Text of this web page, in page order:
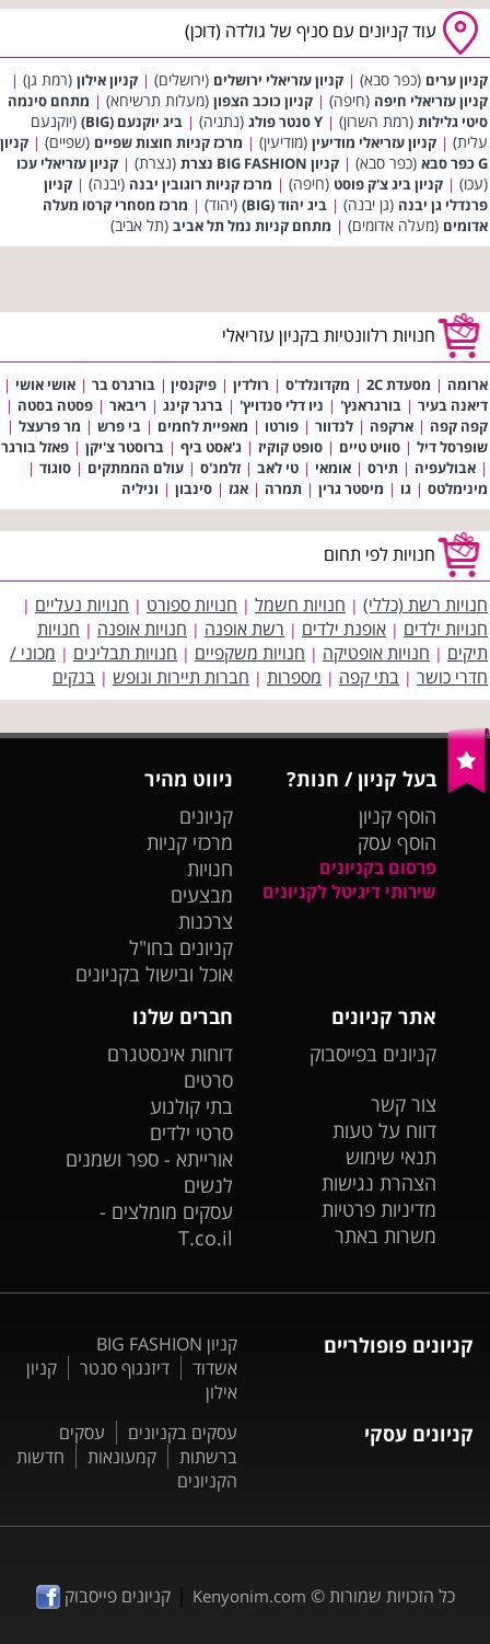
עוד קניונים עם סניף של גולדה (דוכן)
קניון ערים (כפר סבא) | קניון עזריאלי ירושלים (ירושלים) | קניון אילון (רמת גן) |
קניון עזריאלי חיפה (חיפה) | קניון כוכב הצפון (מעלות תרשיחא) | מתחם סינמה
סיטי גלילות (רמת השרון) | Y סנטר פולג (נתניה) | ביג יוקנעם (BIG)
(יוקנעם
עלית) | קניון עזריאלי מודיעין (מודיעין) | מרכז קניות חוצות שפיים (שפיים) | קניון
G כפר סבא
(כפר סבא) | קניון BIG FASHION נצרת (נצרת) | קניון עזריאלי עכו
(עכו) | קניון ביג צ'ק פוסט (חיפה) | מרכז קניות רוגובין יבנה (יבנה) | קניון
פרנדלי גן יבנה (גן יבנה) | ביג יהוד (BIG) (יהוד) | מרכז מסחרי קרסו מעלה
אדומים (מעלה אדומים) | מתחם קניות נמל תל אביב (תל אביב)
חנויות רלוונטיות בקניון עזריאלי
ארומה | מסעדת 2C | מקדונלד'ס | רולדין | פיקנסין | בורגרס בר | אושי אושי |
דיאנה בעיר | בורגראנץ' | ניו דלי סנדויץ' | ברגר קינג | ריבאר | פסטה בסטה |
קפה קפה | ארקפה | לנדוור | פורטו | מאפיית לחמים | בי פרש | מר פרעצל |
שופרסל דיל | סוויט טיים | סופט קוקיז | ג'אסט ביף | ברוסטר צ'יקן | פאזל בורגר
| אבולעפיה | תירס | אומאי | טי לאב | זלמנ'ס | עולם הממתקים | סוגוד |
מינימלטס | גו | מיסטר גרין | תמרה | אגז | סינבון | וניליה
חנויות לפי תחום
חנויות רשת (כללי) | חנויות חשמל | חנויות ספורט | חנויות נעליים |
חנויות ילדים | אופנת ילדים | רשת אופנה | חנויות אופנה | חנויות
תיקים | חנויות אופטיקה | חנויות משקפיים | חנויות תבלינים | מכוני /
חדרי כושר | בתי קפה | מספרות | חברות תיירות ונופש | בנקים
בעל קניון / חנות?
הוסף קניון
הוסף עסק
פרסום בקניונים
שירותי דיגיטל לקניונים
ניווט מהיר
קניונים
מרכזי קניות
חנויות
מבצעים
צרכנות
קניונים בחו"ל
אוכל ובישול בקניונים
אתר קניונים
קניונים בפייסבוק
צור קשר
דווח על טעות
תנאי שימוש
הצהרת נגישות
מדיניות פרטיות
משרות באתר
חברים שלנו
דוחות אינסטגרם
סרטים
בתי קולנוע
סרטי ילדים
אורייתא - ספר ושמנים
לנשים
עסקים מומלצים -
T.co.il
קניונים פופולריים
קניון BIG FASHION
אשדוד
דיזנגוף סנטר
קניון
אילון
קניונים עסקי עסקים בקניונים
עסקים
ברשתות
קמעונאות
חדשות
הקניונים
כל הזכויות שמורות © Kenyonim.com
|קניונים פייסבוק